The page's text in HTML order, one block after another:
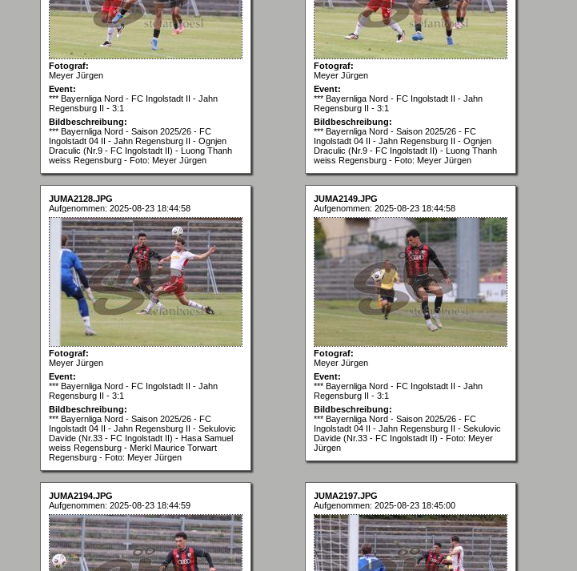
Fotograf:
Meyer Jürgen
Event:
*** Bayernliga Nord - FC Ingolstadt II - Jahn
Regensburg II - 3:1
Bildbeschreibung:
*** Bayernliga Nord - Saison 2025/26 - FC
Ingolstadt 04 II - Jahn Regensburg II - Ognjen
Draculic (Nr.9 - FC Ingolstadt II) - Luong Thanh
weiss Regensburg - Foto: Meyer Jürgen
Fotograf:
Meyer Jürgen
Event:
*** Bayernliga Nord - FC Ingolstadt II - Jahn
Regensburg II - 3:1
Bildbeschreibung:
*** Bayernliga Nord - Saison 2025/26 - FC
Ingolstadt 04 II - Jahn Regensburg II - Ognjen
Draculic (Nr.9 - FC Ingolstadt II) - Luong Thanh
weiss Regensburg - Foto: Meyer Jürgen
JUMA2128.JPG
Aufgenommen: 2025-08-23 18:44:58
Fotograf:
Meyer Jürgen
Event:
*** Bayernliga Nord - FC Ingolstadt II - Jahn
Regensburg II - 3:1
Bildbeschreibung:
*** Bayernliga Nord - Saison 2025/26 - FC
Ingolstadt 04 II - Jahn Regensburg II - Sekulovic
Davide (Nr.33 - FC Ingolstadt II) - Hasa Samuel
weiss Regensburg - Merkl Maurice Torwart
Regensburg - Foto: Meyer Jürgen
JUMA2149.JPG
Aufgenommen: 2025-08-23 18:44:58
Fotograf:
Meyer Jürgen
Event:
*** Bayernliga Nord - FC Ingolstadt II - Jahn
Regensburg II - 3:1
Bildbeschreibung:
*** Bayernliga Nord - Saison 2025/26 - FC
Ingolstadt 04 II - Jahn Regensburg II - Sekulovic
Davide (Nr.33 - FC Ingolstadt II) - Foto: Meyer
Jürgen
JUMA2194.JPG
Aufgenommen: 2025-08-23 18:44:59
JUMA2197.JPG
Aufgenommen: 2025-08-23 18:45:00